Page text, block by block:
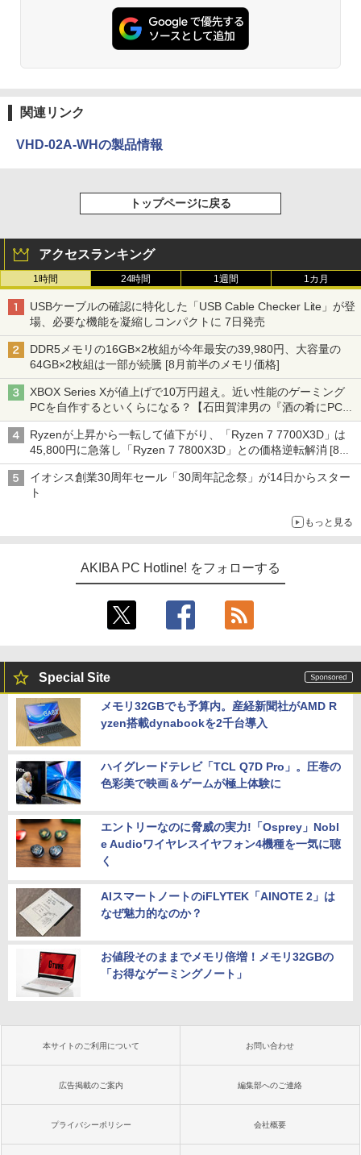
関連リンク
VHD-02A-WHの製品情報
トップページに戻る
アクセスランキング
1時間 24時間 1週間 1カ月
USBケーブルの確認に特化した「USB Cable Checker Lite」が登
場、必要な機能を凝縮しコンパクトに 7日発売
DDR5メモリの16GB×2枚組が今年最安の39,980円、大容量の
64GB×2枚組は一部が続騰 [8月前半のメモリ価格]
XBOX Series Xが値上げで10万円超え。近い性能のゲーミング
PCを自作するといくらになる？【石田賀津男の『酒の肴にPCゲ
ーム』】
Ryzenが上昇から一転して値下がり、「Ryzen 7 7700X3D」は
45,800円に急落し「Ryzen 7 7800X3D」との価格逆転解消 [8月
前半のCPU価格]
イオシス創業30周年セール「30周年記念祭」が14日からスター
ト
もっと見る
AKIBA PC Hotline! をフォローする
Special Site
メモリ32GBでも予算内。産経新聞社がAMD R
yzen搭載dynabookを2千台導入
ハイグレードテレビ「TCL Q7D Pro」。圧巻の
色彩美で映画＆ゲームが極上体験に
エントリーなのに脅威の実力!「Osprey」Nobl
e Audioワイヤレスイヤフォン4機種を一気に聴
く
AIスマートノートのiFLYTEK「AINOTE 2」は
なぜ魅力的なのか？
お値段そのままでメモリ倍増！メモリ32GBの
「お得なゲーミングノート」
本サイトのご利用について お問い合わせ
広告掲載のご案内 編集部へのご連絡
プライバシーポリシー 会社概要